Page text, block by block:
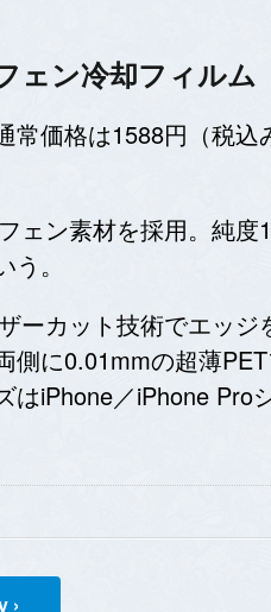
ェン冷却フィル
価格は1588円（税
ン素材を採用。純度
。
カット技術でエッジ
に0.01mmの超薄
iPhone／iPhone Pro
›